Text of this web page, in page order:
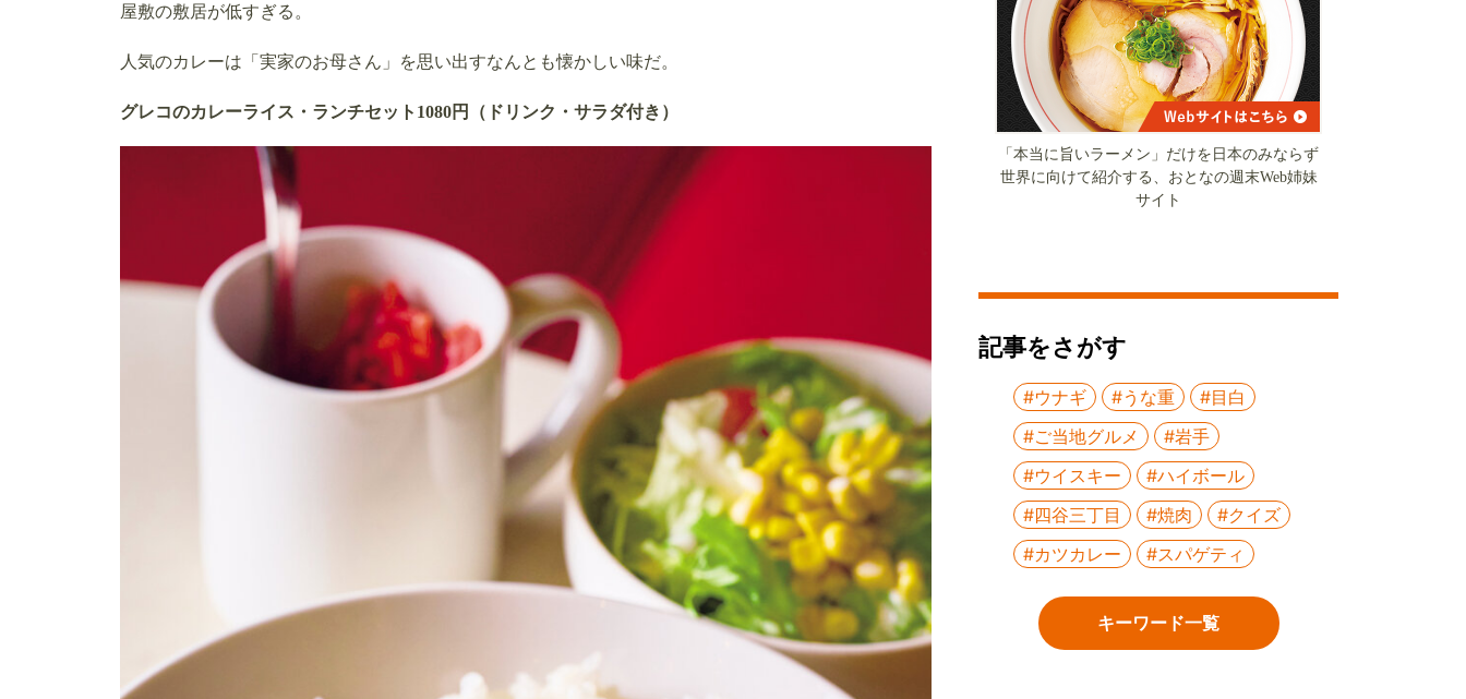
屋敷の敷居が低すぎる。
人気のカレーは「実家のお母さん」を思い出すなんとも懐かしい味だ。
グレコのカレーライス・ランチセット1080円（ドリンク・サラダ付き）
「本当に旨いラーメン」だけを日本のみならず
世界に向けて紹介する、おとなの週末Web姉妹
サイト
記事をさがす
#ウナギ #うな重
#目白
#ご当地グルメ
#岩手
#ウイスキー
#ハイボール
#四谷三丁目
#焼肉
#クイズ
#カツカレー
#スパゲティ
キーワード一覧